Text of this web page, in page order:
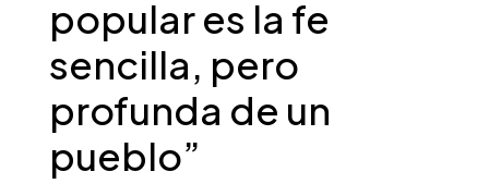
popular es la fe
sencilla, pero
profunda de un
pueblo”